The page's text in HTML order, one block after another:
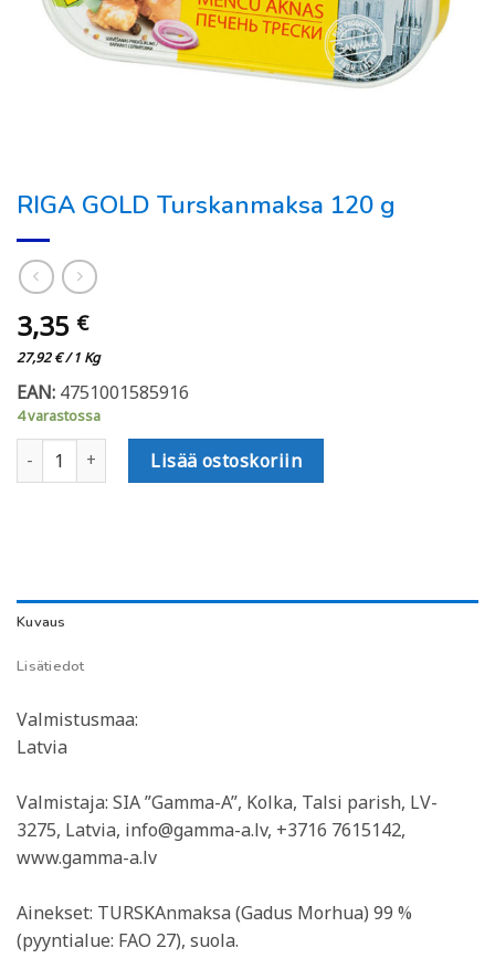
RIGA GOLD Turskanmaksa 120 g
3,35 €
27,92€/ 1 Kg
EAN: 4751001585916
4 varastossa
RIGA GOLD Turskanmaksa 120 g määrä
Lisää ostoskoriin
Kuvaus
Lisätiedot
Valmistusmaa:
Latvia
Valmistaja: SIA ”Gamma-A”, Kolka, Talsi parish, LV-
3275, Latvia, info@gamma-a.lv, +3716 7615142,
www.gamma-a.lv
Ainekset: TURSKAnmaksa (Gadus Morhua) 99 %
(pyyntialue: FAO 27), suola.